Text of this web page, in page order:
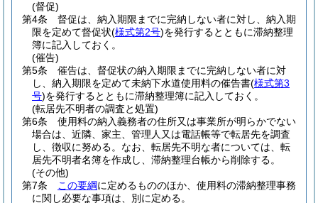
(督促)
第4条
督促は、納入期限までに完納しない者に対し、納入期
限を定めて督促状(様式第2号)を発行するとともに滞納整理
簿に記入しておく。
(催告)
第5条
催告は、督促状の納入期限までに完納しない者に対
し、納入期限を定めて未納下水道使用料の催告書(様式第3
号)を発行するとともに滞納整理簿に記入しておく。
(転居先不明者の調査と処置)
第6条
使用料の納入義務者の住所又は事業所が明らかでない
場合は、近隣、家主、管理人又は電話帳等で転居先を調査
し、徴収に努める。 なお、転居先不明な者については、転
居先不明者名簿を作成し、滞納整理台帳から削除する。
(その他)
第7条
この要綱に定めるもののほか、使用料の滞納整理事務
に関し必要な事項は、別に定める。